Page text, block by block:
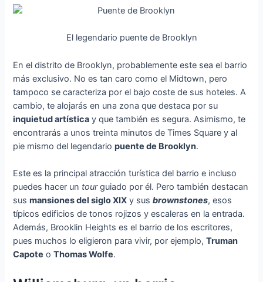
El legendario puente de Brooklyn
En el distrito de Brooklyn, probablemente este sea el barrio
más exclusivo. No es tan caro como el Midtown, pero
tampoco se caracteriza por el bajo coste de sus hoteles. A
cambio, te alojarás en una zona que destaca por su
inquietud artística y que también es segura. Asimismo, te
encontrarás a unos treinta minutos de Times Square y al
pie mismo del legendariopuente de Brooklyn.
Este es la principal atracción turística del barrio e incluso
puedes hacer un tourguiado por él. Pero también destacan
susmansiones del siglo XIX y susbrownstones, esos
típicos edificios de tonos rojizos y escaleras en la entrada.
Además, Brooklin Heights es el barrio de los escritores,
pues muchos lo eligieron para vivir, por ejemplo,Truman
Capote oThomas Wolfe.